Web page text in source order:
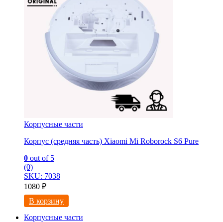
Корпусные части
Корпус (средняя часть) Xiaomi Mi Roborock S6 Pure
0 out of 5
(0)
SKU: 7038
1080 ₽
В корзину
Корпусные части